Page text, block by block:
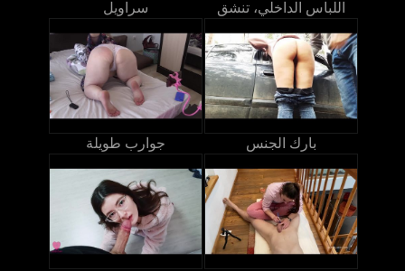
سراويل اللباس الداخلي، تنشق
جوارب طويلة بارك الجنس